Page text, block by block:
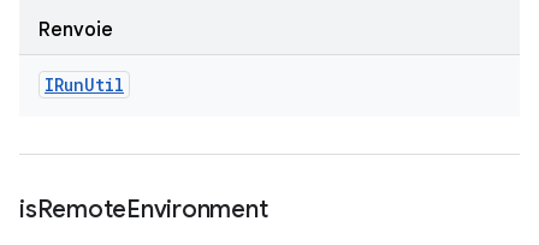
Renvoie
IRunUtil
isRemoteEnvironment